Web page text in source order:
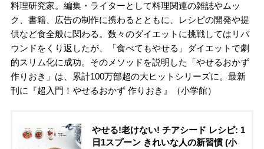
料理研究家。編集・ライターとして料理関連の雑誌やムッ
ク、書籍、広告の制作に携わるとともに、レシピの開発や提
供など食全般に関わる。数々のダイエットに挑戦してはリバ
ウンドをくり返したが、「食べてもやせる」ダイエットで劇
的スリム化に成功。そのメソッドを説明した「やせるおかず
作りおき」は、累計100万部超の大ヒットシリーズに。最新
刊に『超入門！やせるおかず 作りおき』（小学館）
やせる!老けない! チアシード レシピ: 1
日1スプーン きれいな人の新習慣 (小